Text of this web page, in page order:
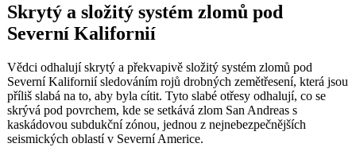
Skrytý a složitý systém zlomů pod
Severní Kalifornií
Vědci odhalují skrytý a překvapivě složitý systém zlomů pod
Severní Kalifornií sledováním rojů drobných zemětřesení, která jsou
příliš slabá na to, aby byla cítit. Tyto slabé otřesy odhalují, co se
skrývá pod povrchem, kde se setkává zlom San Andreas s
kaskádovou subdukční zónou, jednou z nejnebezpečnějších
seismických oblastí v Severní Americe.